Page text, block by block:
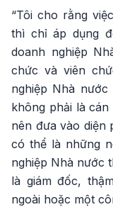
“Tôi cho rằng
thì chỉ áp dụng
doanh nghiệp
chức và viên
nghiệp Nhà
không phải là
nên đưa vào diện
có thể là những
nghiệp Nhà nước
là giám đốc,
ngoài hoặc một